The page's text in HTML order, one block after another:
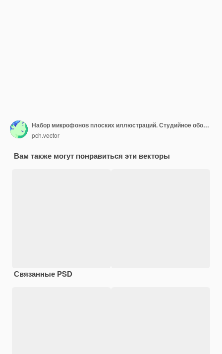
Набор микрофонов плоских иллюстраций. Студийное оборудование для записи или трансляции подкастов или музыки. Векторная иллюстрация аудиотехнологии, коммуникации, концепция производительности
pch.vector
Вам также могут понравиться эти векторы
Связанные PSD